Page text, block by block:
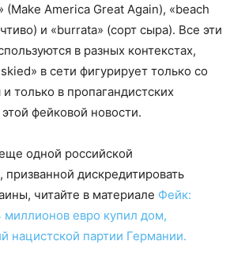
(Make America Great Again), «beach
и «burrata» (сорт сыра). Все эти
в разных контекстах,
в сети фигурирует только со
только в пропагандистских
фейковой новости.
одной российской
дискредитировать
читайте в материале Фейк:
миллионов евро купил дом,
нацистской партии Германии.